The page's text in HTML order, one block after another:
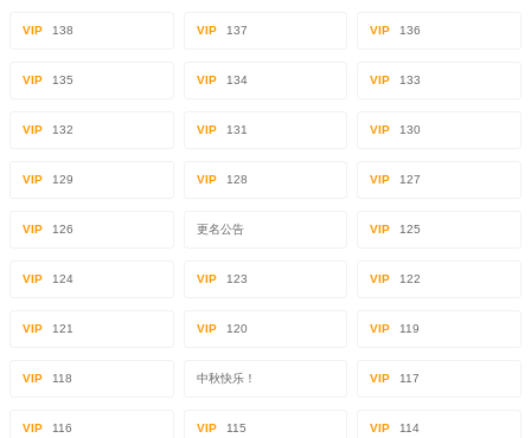
VIP 138 VIP 137 VIP 136
VIP 135 VIP 134 VIP 133
VIP 132 VIP 131 VIP 130
VIP 129 VIP 128 VIP 127
VIP 126 更名公告 VIP 125
VIP 124 VIP 123 VIP 122
VIP 121 VIP 120 VIP 119
VIP 118 中秋快乐！ VIP 117
VIP 116 VIP 115 VIP 114